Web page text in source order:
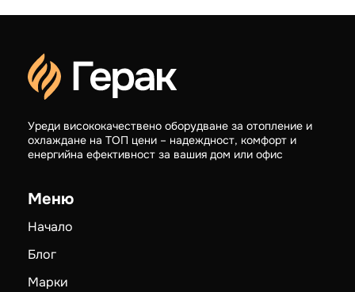
Уреди висококачествено оборудване за отопление и
охлаждане на ТОП цени – надеждност, комфорт и